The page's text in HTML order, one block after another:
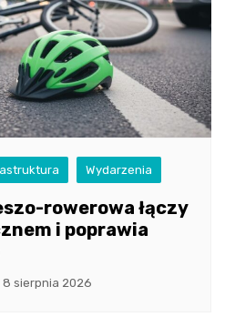
Wydarzenia
rowerowa łączy
i poprawia
8 sierpnia 2026